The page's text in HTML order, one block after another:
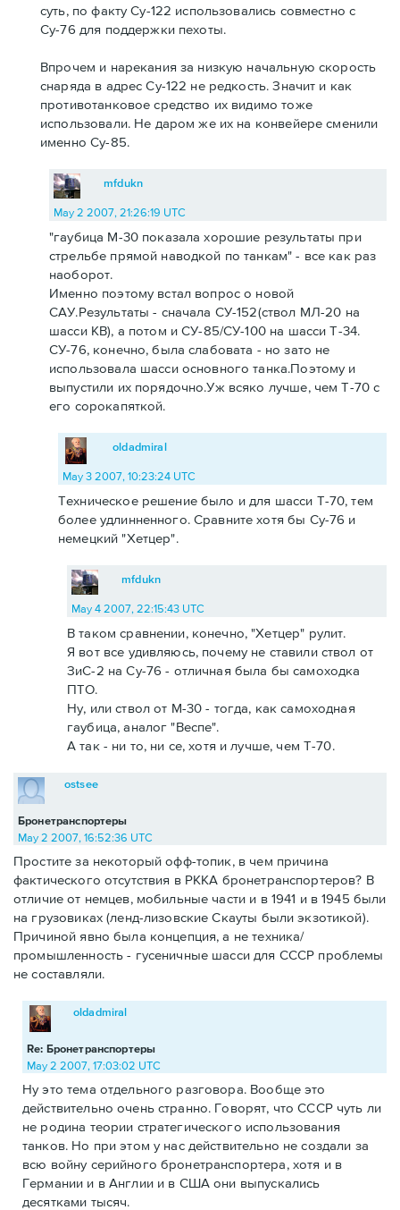
суть, по факту Су-122 использовались совместно с
Су-76 для поддержки пехоты.
Впрочем и нарекания за низкую начальную скорость
снаряда в адрес Су-122 не редкость. Значит и как
противотанковое средство их видимо тоже
использовали. Не даром же их на конвейере сменили
именно Су-85.
mfdukn
May 2 2007, 21:26:19 UTC
"гаубица М-30 показала хорошие результаты при
стрельбе прямой наводкой по танкам" - все как раз
наоборот.
Именно поэтому встал вопрос о новой
САУ.Результаты - сначала СУ-152(ствол МЛ-20 на
шасси КВ), а потом и СУ-85/СУ-100 на шасси Т-34.
СУ-76, конечно, была слабовата - но зато не
использовала шасси основного танка.Поэтому и
выпустили их порядочно.Уж всяко лучше, чем Т-70 с
его сорокапяткой.
oldadmiral
May 3 2007, 10:23:24 UTC
Техническое решение было и для шасси Т-70, тем
более удлинненного. Сравните хотя бы Су-76 и
немецкий "Хетцер".
mfdukn
May 4 2007, 22:15:43 UTC
В таком сравнении, конечно, "Хетцер" рулит.
Я вот все удивляюсь, почему не ставили ствол от
ЗиС-2 на Су-76 - отличная была бы самоходка
ПТО.
Ну, или ствол от М-30 - тогда, как самоходная
гаубица, аналог "Веспе".
А так - ни то, ни се, хотя и лучше, чем Т-70.
Бронетранспортеры
ostsee
May 2 2007, 16:52:36 UTC
Простите за некоторый офф-топик, в чем причина
фактического отсутствия в РККА бронетранспортеров? В
отличие от немцев, мобильные части и в 1941 и в 1945 были
на грузовиках (ленд-лизовские Скауты были экзотикой).
Причиной явно была концепция, а не техника/
промышленность - гусеничные шасси для СССР проблемы
не составляли.
Re: Бронетранспортеры
oldadmiral
May 2 2007, 17:03:02 UTC
Ну это тема отдельного разговора. Вообще это
действительно очень странно. Говорят, что СССР чуть ли
не родина теории стратегического использования
танков. Но при этом у нас действительно не создали за
всю войну серийного бронетранспортера, хотя и в
Германии и в Англии и в США они выпускались
десятками тысяч.